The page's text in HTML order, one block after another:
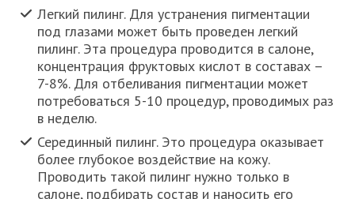
Легкий пилинг. Для устранения пигментации
под глазами может быть проведен легкий
пилинг. Эта процедура проводится в салоне,
концентрация фруктовых кислот в составах –
7-8%. Для отбеливания пигментации может
потребоваться 5-10 процедур, проводимых раз
в неделю.
Серединный пилинг. Это процедура оказывает
более глубокое воздействие на кожу.
Проводить такой пилинг нужно только в
салоне, подбирать состав и наносить его